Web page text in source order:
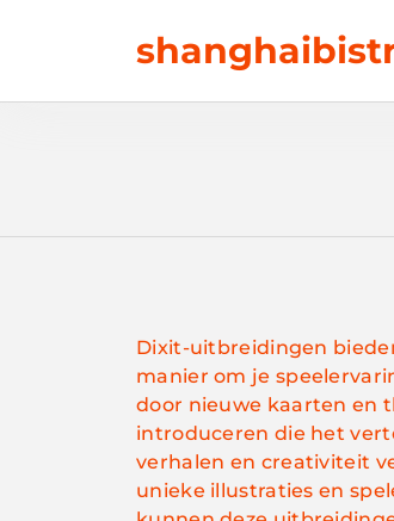
Dixit-uitbreidingen
manier om je
door nieuwe kaarten en
introduceren die het
verhalen en creativiteit
unieke illustraties en